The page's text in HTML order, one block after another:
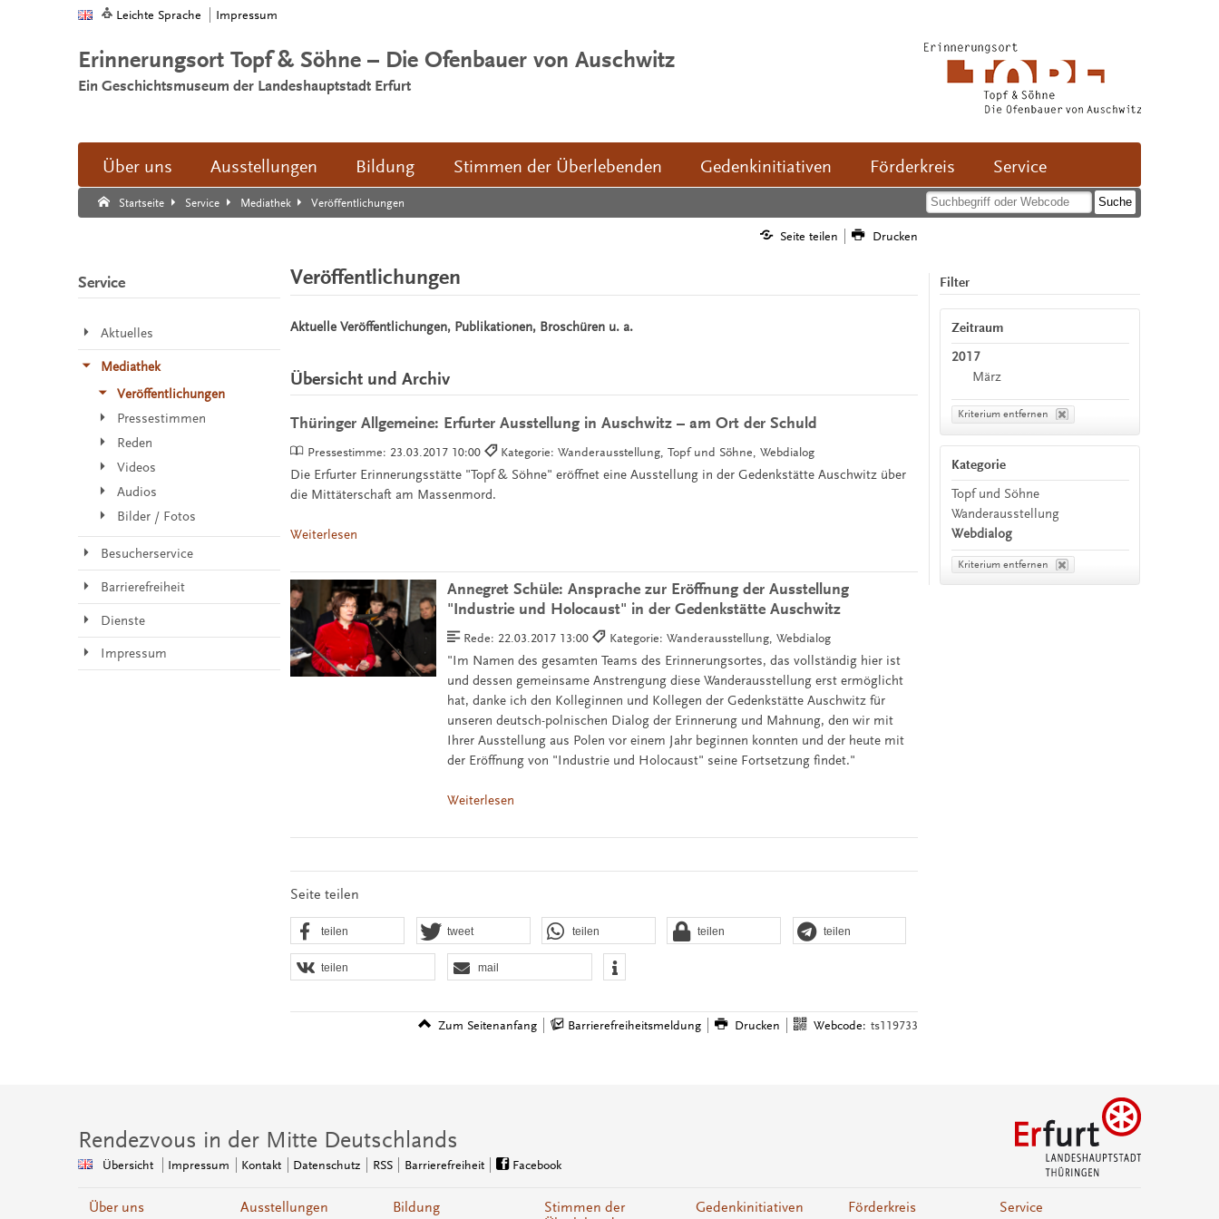
Leichte Sprache Impressum
Erinnerungsort Topf & Söhne – Die Ofenbauer von Auschwitz
Ein Geschichtsmuseum der Landeshauptstadt Erfurt
Über uns Ausstellungen Bildung Stimmen der Überlebenden Gedenkinitiativen Förderkreis Service
Startseite Service Mediathek Veröffentlichungen
Suche:
Suche Ende.
Seite teilen Drucken
Veröffentlichungen
Aktuelle Veröffentlichungen, Publikationen, Broschüren u. a.
Übersicht und Archiv
Thüringer Allgemeine: Erfurter Ausstellung in Auschwitz – am Ort der Schuld
Pressestimme: 23.03.2017 10:00 Kategorie: Wanderausstellung, Topf und Söhne, Webdialog
Die Erfurter Erinnerungsstätte "Topf & Söhne" eröffnet eine Ausstellung in der Gedenkstätte Auschwitz über
die Mittäterschaft am Massenmord.
Weiterlesen
Annegret Schüle: Ansprache zur Eröffnung der Ausstellung
"Industrie und Holocaust" in der Gedenkstätte Auschwitz
Rede: 22.03.2017 13:00 Kategorie: Wanderausstellung, Webdialog
"Im Namen des gesamten Teams des Erinnerungsortes, das vollständig hier ist
und dessen gemeinsame Anstrengung diese Wanderausstellung erst ermöglicht
hat, danke ich den Kolleginnen und Kollegen der Gedenkstätte Auschwitz für
unseren deutsch-polnischen Dialog der Erinnerung und Mahnung, den wir mit
Ihrer Ausstellung aus Polen vor einem Jahr beginnen konnten und der heute mit
der Eröffnung von "Industrie und Holocaust" seine Fortsetzung findet."
Weiterlesen
Seite teilen
teilen tweet teilen teilen teilen
teilen mail
Zum Seitenanfang Barrierefreiheitsmeldung Drucken Webcode: ts119733
Filter
Zeitraum
2017
März
Kriterium entfernen
Kategorie
Topf und Söhne
Wanderausstellung
Webdialog
Kriterium entfernen
Service
Aktuelles
Mediathek
Veröffentlichungen
Pressestimmen
Reden
Videos
Audios
Bilder / Fotos
Besucherservice
Barrierefreiheit
Dienste
Impressum
Rendezvous in der Mitte Deutschlands
Übersicht Impressum Kontakt Datenschutz RSS Barrierefreiheit Facebook
Über uns Ausstellungen Bildung
Stimmen der
Gedenkinitiativen Förderkreis Service